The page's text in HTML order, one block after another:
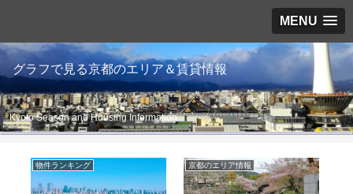
MENU
グラフで見る京都のエリア＆賃貸情報
Kyoto Season and Housing Information
物件ランキング 京都のエリア情報